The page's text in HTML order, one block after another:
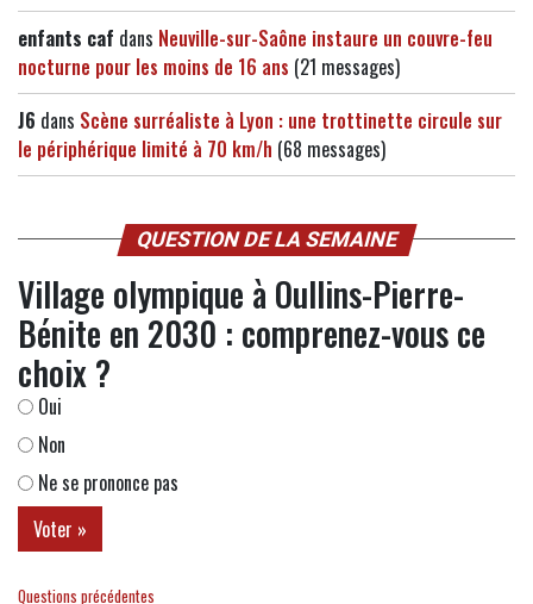
enfants caf dans Neuville-sur-Saône instaure un couvre-feu
nocturne pour les moins de 16 ans (21 messages)
J6 dans Scène surréaliste à Lyon : une trottinette circule sur
le périphérique limité à 70 km/h (68 messages)
QUESTION DE LA SEMAINE
Village olympique à Oullins-Pierre-
Bénite en 2030 : comprenez-vous ce
choix ?
Oui
Non
Ne se prononce pas
Questions précédentes